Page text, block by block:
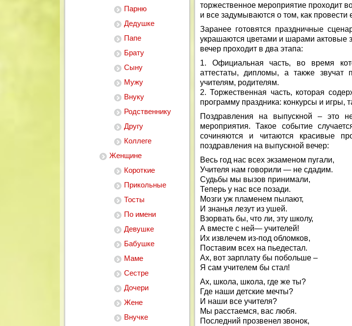
Парню
Дедушке
Папе
Брату
Сыну
Мужу
Внуку
Родственнику
Другу
Коллеге
Женщине
Короткие
Прикольные
Тосты
По имени
Девушке
Бабушке
Маме
Сестре
Дочери
Жене
Внучке
торжественное мероприятие проходит
и все задумываются о том, как провести
Заранее готовятся праздничные
украшаются цветами и шарами актовые
вечер проходит в два этапа:
1. Официальная часть, во время
аттестаты, дипломы, а также звучат
учителям, родителям.
2. Торжественная часть, которая
программу праздника: конкурсы и игры,
Поздравления на выпускной – это
мероприятия. Такое событие
сочиняются и читаются красивые
поздравления на выпускной вечер:
Весь год нас всех экзаменом пугали,
Учителя нам говорили — не сдадим.
Судьбы мы вызов принимали,
Теперь у нас все позади.
Мозги уж пламенем пылают,
И знанья лезут из ушей.
Взорвать бы, что ли, эту школу,
А вместе с ней— учителей!
Их извлечем из-под обломков,
Поставим всех на пьедестал.
Ах, вот зарплату бы побольше –
Я сам учителем бы стал!
Ах, школа, школа, где же ты?
Где наши детские мечты?
И наши все учителя?
Мы расстаемся, вас любя.
Последний прозвенел звонок,